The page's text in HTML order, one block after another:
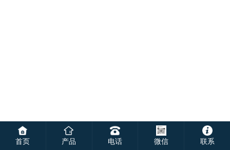
首页 产品 电话 微信 联系